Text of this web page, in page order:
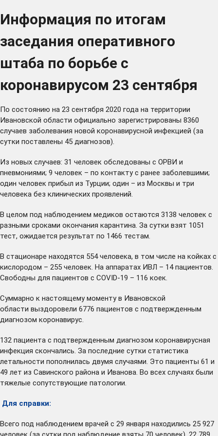
Информация по итогам
заседания оперативного
штаба по борьбе с
коронавирусом 23 сентября
По состоянию на 23 сентября 2020 года на территории
Ивановской области официально зарегистрированы 8360
случаев заболевания новой коронавирусной инфекцией (за
сутки поставлены 45 диагнозов).
Из новых случаев: 31 человек обследованы с ОРВИ и
пневмониями; 9 человек – по контакту с ранее заболевшими;
один человек прибыл из Турции; один – из Москвы и три
человека без клинических проявлений.
В целом под наблюдением медиков остаются 3138 человек с
разными сроками окончания карантина. За сутки взят 1051
тест, ожидается результат по 1466 тестам.
В стационаре находятся 554 человека, в том числе на койках с
кислородом – 255 человек. На аппаратах ИВЛ – 14 пациентов.
Свободны для пациентов с COVID-19 – 116 коек.
Суммарно к настоящему моменту в Ивановской
области выздоровели 6776 пациентов с подтвержденным
диагнозом коронавирус.
132 пациента с подтвержденным диагнозом коронавирусная
инфекция скончались. За последние сутки статистика
летальности пополнилась двумя случаями. Это пациенты 61 и
49 лет из Савинского района и Иванова. Во всех случаях были
тяжелые сопутствующие патологии.
Для справки:
Всего под наблюдением врачей с 29 января находились 25 927